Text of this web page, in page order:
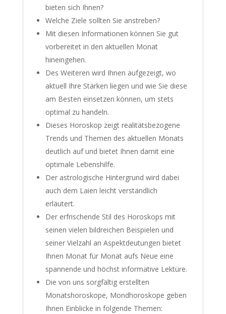
bieten sich Ihnen?
Welche Ziele sollten Sie anstreben?
Mit diesen Informationen können Sie gut
vorbereitet in den aktuellen Monat
hineingehen.
Des Weiteren wird Ihnen aufgezeigt, wo
aktuell Ihre Stärken liegen und wie Sie diese
am Besten einsetzen können, um stets
optimal zu handeln.
Dieses Horoskop zeigt realitätsbezogene
Trends und Themen des aktuellen Monats
deutlich auf und bietet Ihnen damit eine
optimale Lebenshilfe.
Der astrologische Hintergrund wird dabei
auch dem Laien leicht verständlich
erläutert.
Der erfrischende Stil des Horoskops mit
seinen vielen bildreichen Beispielen und
seiner Vielzahl an Aspektdeutungen bietet
Ihnen Monat für Monat aufs Neue eine
spannende und höchst informative Lektüre.
Die von uns sorgfältig erstellten
Monatshoroskope, Mondhoroskope geben
Ihnen Einblicke in folgende Themen: